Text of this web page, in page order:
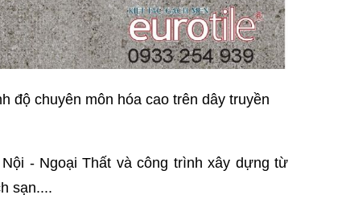
độ chuyên môn hóa cao trên dây truyền
- Ngoại Thất và công trình xây dựng từ
sạn....